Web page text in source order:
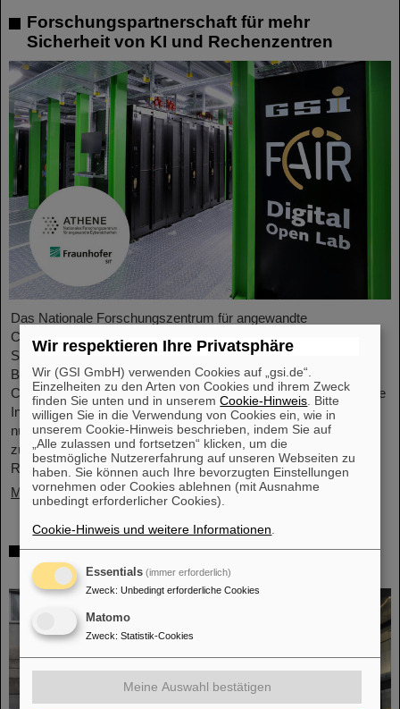
Forschungspartnerschaft für mehr
Sicherheit von KI und Rechenzentren
Das Nationale Forschungszentrum für angewandte
Cybersicherheit ATHENE und das GSI Helmholtzzentrum für
Schwerionenforschung starten eine Kooperation in den
Bereichen wissenschaftliche Datenverarbeitung und
Cybersicherheit. Ziel der Zusammenarbeit ist es, leistungsstarke
Infrastrukturen für Forschungsprojekte einzurichten und zu
nutzen sowie die Sicherheit von Rechenzentrumstechnologien
zu verbessern. ATHENE wird KI-Hochleistungsrechner im GSI-
Rechenzentrum „Green IT Cube“ installieren und diese…
Mehr »
Hochrangige französische Delegation
besucht GSI/FAIR
Wir respektieren Ihre Privatsphäre
Wir (GSI GmbH) verwenden Cookies auf „gsi.de“.
Einzelheiten zu den Arten von Cookies und ihrem Zweck
finden Sie unten und in unseremCookie-Hinweis . Bitte
willigen Sie in die Verwendung von Cookies ein, wie in
unserem Cookie-Hinweis beschrieben, indem Sie auf
„Alle zulassen und fortsetzen“ klicken, um die
bestmögliche Nutzererfahrung auf unseren Webseiten zu
haben. Sie können auch Ihre bevorzugten Einstellungen
vornehmen oder Cookies ablehnen (mit Ausnahme
unbedingt erforderlicher Cookies).
Cookie-Hinweis und weitere Informationen
Essentials (immer erforderlich)
Zweck: Unbedingt erforderliche Cookies
Matomo
Zweck: Statistik-Cookies
Meine Auswahl bestätigen